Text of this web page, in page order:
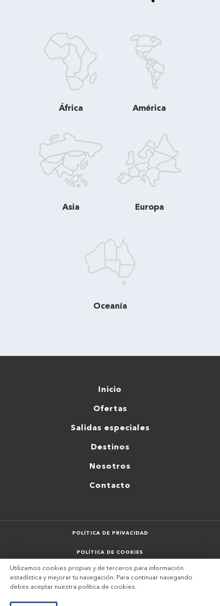
África América
Asia Europa
Oceanía
Inicio
Ofertas
Salidas especiales
Destinos
Nosotros
Contacto
POLÍTICA DE PRIVACIDAD
POLÍTICA DE COOKIES
AVISO LEGAL
Utilizamos cookies propias y de terceros para información
estadística y mejorar tu navegación. Para continuar navegando
debes aceptar nuestra política de cookies.